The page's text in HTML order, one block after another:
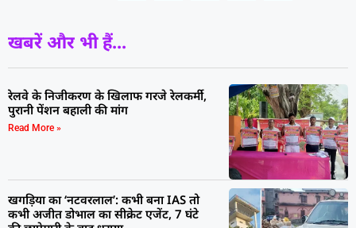
खबरें और भी हैं...
रेलवे के निजीकरण के खिलाफ गरजे रेलकर्मी,
पुरानी पेंशन बहाली की मांग
Read More »
खगड़िया का ‘नटवरलाल’: कभी बना IAS तो
कभी अजीत डोभाल का सीक्रेट एजेंट, 7 घंटे